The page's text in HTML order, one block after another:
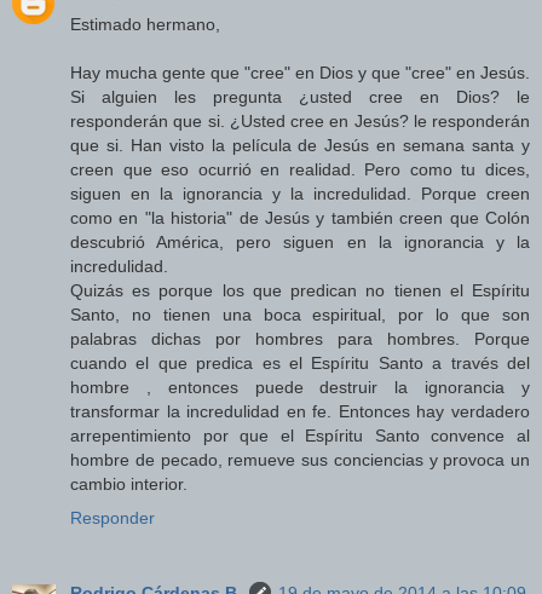
Estimado hermano,
Hay mucha gente que "cree" en Dios y que "cree" en Jesús.
Si alguien les pregunta ¿usted cree en Dios? le
responderán que si. ¿Usted cree en Jesús? le responderán
que si. Han visto la película de Jesús en semana santa y
creen que eso ocurrió en realidad. Pero como tu dices,
siguen en la ignorancia y la incredulidad. Porque creen
como en "la historia" de Jesús y también creen que Colón
descubrió América, pero siguen en la ignorancia y la
incredulidad.
Quizás es porque los que predican no tienen el Espíritu
Santo, no tienen una boca espiritual, por lo que son
palabras dichas por hombres para hombres. Porque
cuando el que predica es el Espíritu Santo a través del
hombre , entonces puede destruir la ignorancia y
transformar la incredulidad en fe. Entonces hay verdadero
arrepentimiento por que el Espíritu Santo convence al
hombre de pecado, remueve sus conciencias y provoca un
cambio interior.
Responder